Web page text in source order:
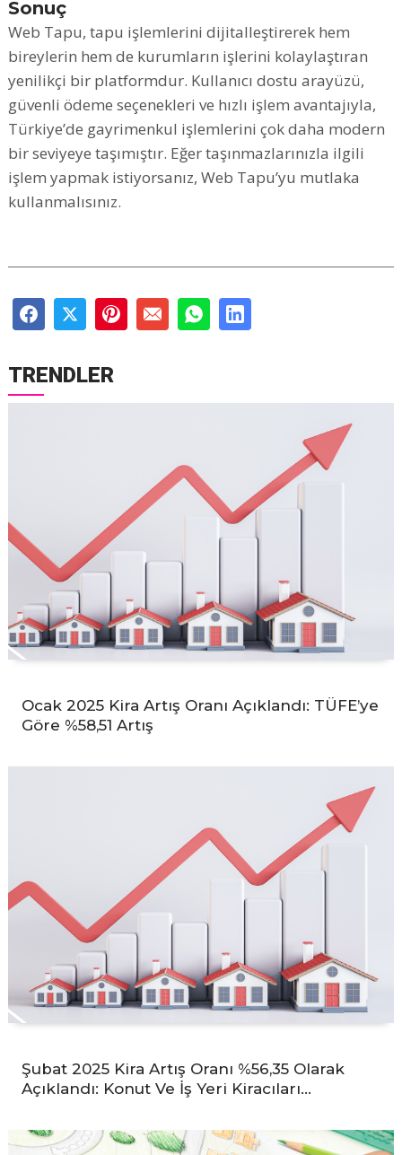
Sonuç
Web Tapu, tapu işlemlerini dijitalleştirerek hem
bireylerin hem de kurumların işlerini kolaylaştıran
yenilikçi bir platformdur. Kullanıcı dostu arayüzü,
güvenli ödeme seçenekleri ve hızlı işlem avantajıyla,
Türkiye’de gayrimenkul işlemlerini çok daha modern
bir seviyeye taşımıştır. Eğer taşınmazlarınızla ilgili
işlem yapmak istiyorsanız, Web Tapu’yu mutlaka
kullanmalısınız.
TRENDLER
Ocak 2025 Kira Artış Oranı Açıklandı: TÜFE’ye
Göre %58,51 Artış
Şubat 2025 Kira Artış Oranı %56,35 Olarak
Açıklandı: Konut Ve İş Yeri Kiracıları…